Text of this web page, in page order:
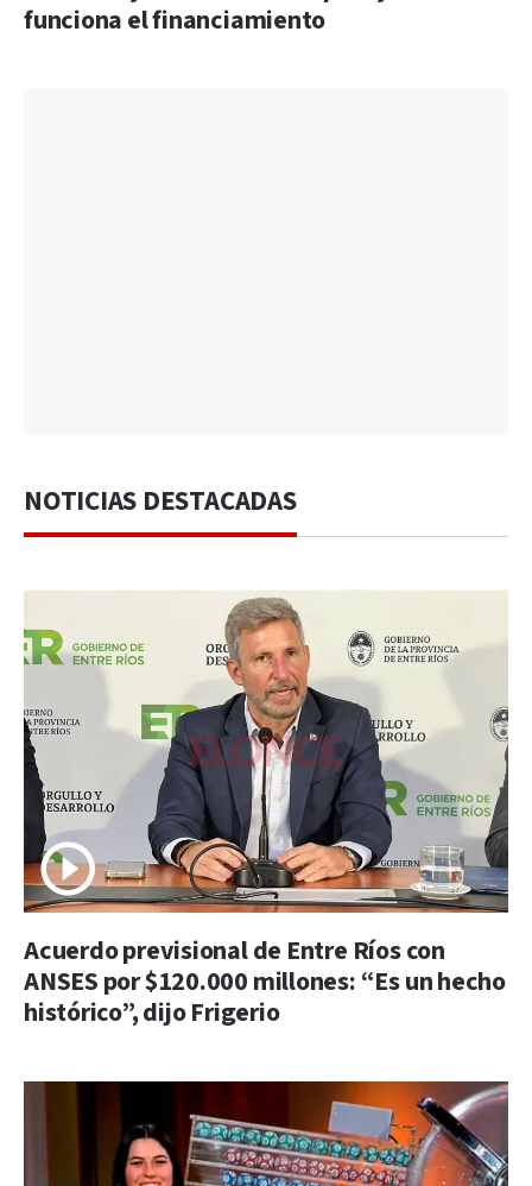
funciona el financiamiento
NOTICIAS DESTACADAS
Acuerdo previsional de Entre Ríos con
ANSES por $120.000 millones: “Es un hecho
histórico”, dijo Frigerio